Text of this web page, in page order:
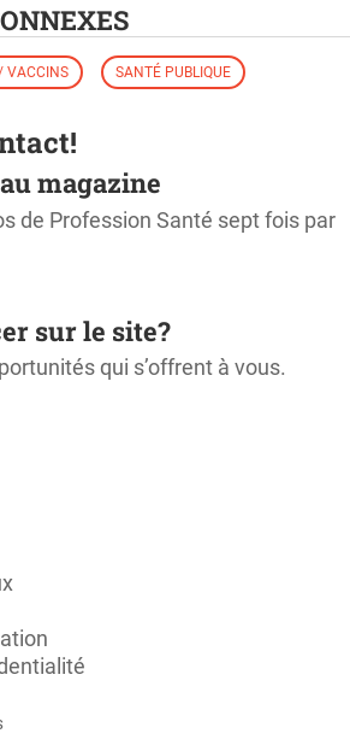
VACCINS SANTÉ PUBLIQUE
magazine
de Profession Santé sept fois par
sur le site?
qui s’offrent à vous.